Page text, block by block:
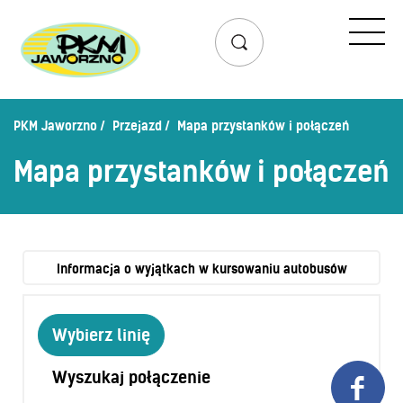

Przejazd
Lista przystanków
Zaplanuj podróż – wyszukiwarka połączeń
Mapa przystanków i połączeń
Schemat linii nocnych
Bilety
Uprawnienia do ulg
Honorowanie biletów ZK„KM”
PKM Jaworzno Przejazd Mapa przystanków i połączeń
Mapa przystanków i połączeń
Informacja o wyjątkach w kursowaniu autobusów
Wybierz linię
Wyszukaj połączenie